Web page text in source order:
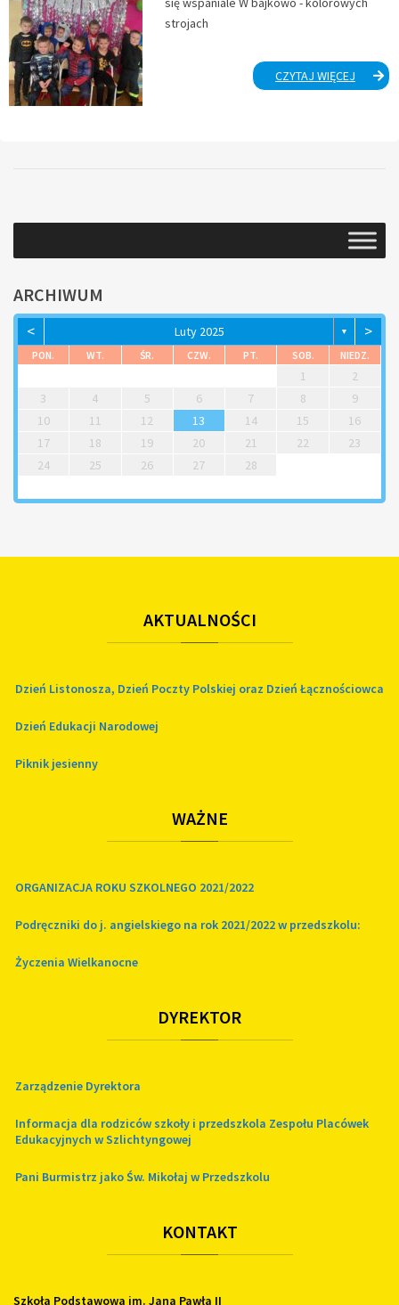
strojach
CZYTAJ WIĘCEJ
ARCHIWUM
< Luty 2025 ▼ >
PON. WT. ŚR. CZW. PT. SOB. NIEDZ.
1
2
3
4 5 6 7 8
9
10
11 12 13 14 15
16
17
18 19 20 21 22
23
24
25 26 27 28
AKTUALNOŚCI
Dzień Listonosza, Dzień Poczty Polskiej oraz Dzień Łącznościowca
Dzień Edukacji Narodowej
Piknik jesienny
WAŻNE
ORGANIZACJA ROKU SZKOLNEGO 2021/2022
Podręczniki do j. angielskiego na rok 2021/2022 w przedszkolu:
Życzenia Wielkanocne
DYREKTOR
Zarządzenie Dyrektora
Informacja dla rodziców szkoły i przedszkola Zespołu Placówek
Edukacyjnych w Szlichtyngowej
Pani Burmistrz jako Św. Mikołaj w Przedszkolu
KONTAKT
Szkoła Podstawowa im. Jana Pawła II